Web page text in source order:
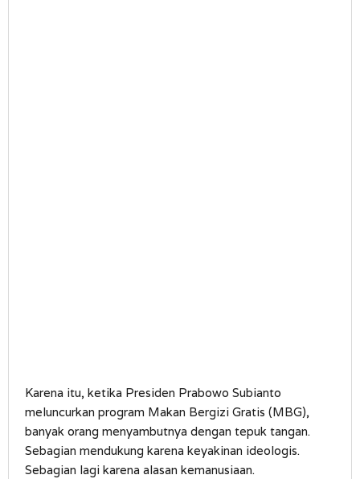
Karena itu, ketika Presiden Prabowo Subianto
meluncurkan program Makan Bergizi Gratis (MBG),
banyak orang menyambutnya dengan tepuk tangan.
Sebagian mendukung karena keyakinan ideologis.
Sebagian lagi karena alasan kemanusiaan.